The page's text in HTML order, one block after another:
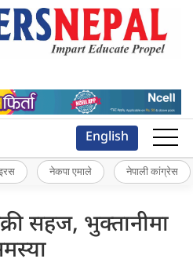
English
नेकपा एमाले नेपाली कांग्रेस
सहज, भुक्तानीमा